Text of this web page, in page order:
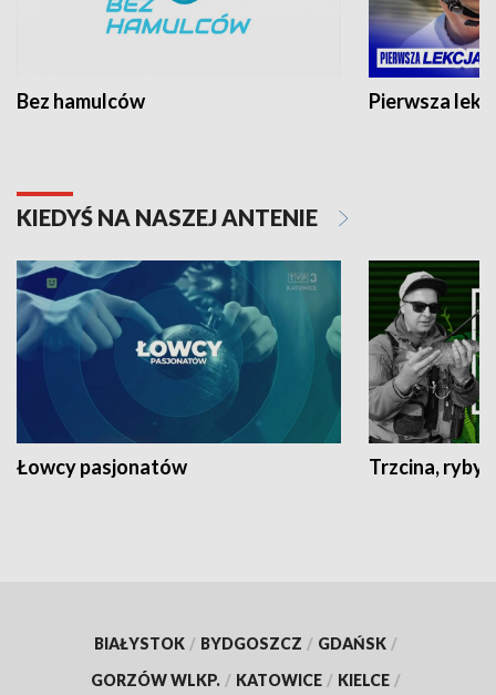
Bez hamulców Pierwsza
KIEDYŚ NA NASZEJ ANTENIE
Łowcy pasjonatów Trzcina, ryby
BIAŁYSTOK / BYDGOSZCZ / GDAŃSK /
GORZÓW WLKP. / KATOWICE / KIELCE /